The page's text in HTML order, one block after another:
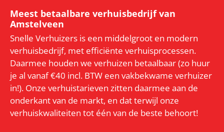
Meest betaalbare verhuisbedrijf van
Amstelveen
Snelle Verhuizers is een middelgroot en modern
verhuisbedrijf, met efficiënte verhuisprocessen.
Daarmee houden we verhuizen betaalbaar (zo huur
je al vanaf €40 incl. BTW een vakbekwame verhuizer
in!). Onze verhuistarieven zitten daarmee aan de
onderkant van de markt, en dat terwijl onze
verhuiskwaliteiten tot één van de beste behoort!